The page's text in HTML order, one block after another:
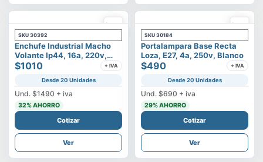
SKU 30392
Enchufe Industrial Macho
Volante Ip44, 16a, 220v,
2p+t
$1010 + IVA
Desde 20 Unidades
Und. $1490 + iva
32% AHORRO
Cotizar
Ver
SKU 30184
Portalampara Base Recta
Loza, E27, 4a, 250v, Blanco
$490 + IVA
Desde 20 Unidades
Und. $690 + iva
29% AHORRO
Cotizar
Ver